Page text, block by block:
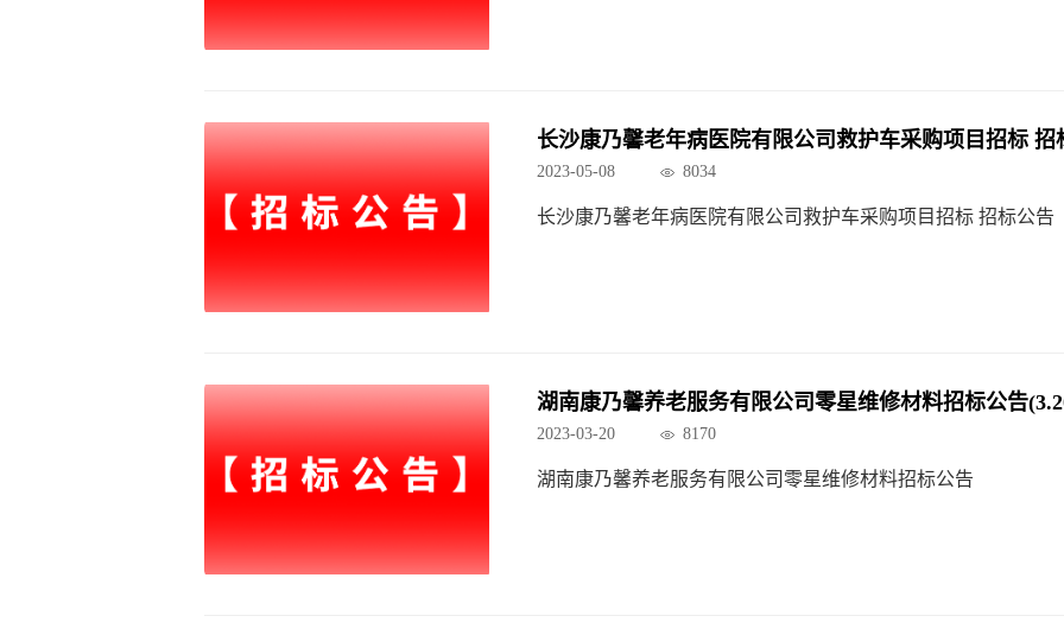
长沙康乃馨老年病医院有限公司救护车采购项目招标 招
2023-05-08 8034
长沙康乃馨老年病医院有限公司救护车采购项目招标 招标公告
湖南康乃馨养老服务有限公司零星维修材料招标公告
2023-03-20 8170
湖南康乃馨养老服务有限公司零星维修材料招标公告